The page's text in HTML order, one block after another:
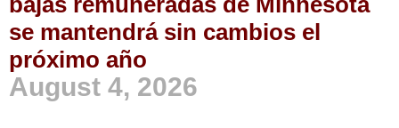
se mantendrá sin cambios el
próximo año
August 4, 2026